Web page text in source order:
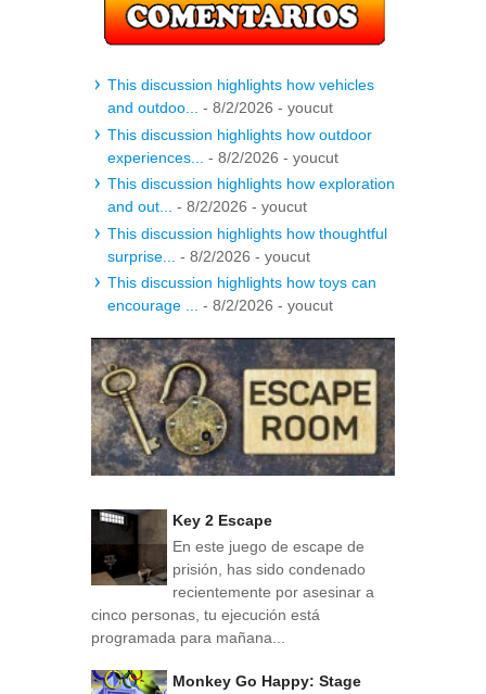
This discussion highlights how vehicles
and outdoo...
- 8/2/2026 - youcut
This discussion highlights how outdoor
experiences...
- 8/2/2026 - youcut
This discussion highlights how exploration
and out...
- 8/2/2026 - youcut
This discussion highlights how thoughtful
surprise...
- 8/2/2026 - youcut
This discussion highlights how toys can
encourage ...
- 8/2/2026 - youcut
Key 2 Escape
En este juego de escape de
prisión, has sido condenado
recientemente por asesinar a
cinco personas, tu ejecución está
programada para mañana...
Monkey Go Happy: Stage